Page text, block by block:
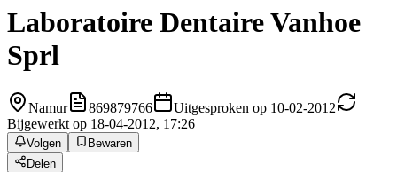
Laboratoire Dentaire Vanhoe
Sprl
Namur 869879766
Uitgesproken op 10-02-2012
Bijgewerkt op 18-04-2012, 17:26
Volgen
Bewaren
Delen